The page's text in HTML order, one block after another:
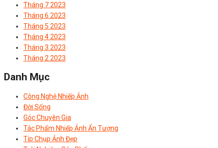
Tháng 7 2023
Tháng 6 2023
Tháng 5 2023
Tháng 4 2023
Tháng 3 2023
Tháng 2 2023
Danh Mục
Công Nghệ Nhiếp Ảnh
Đời Sống
Góc Chuyên Gia
Tác Phẩm Nhiếp Ảnh Ấn Tượng
Tip Chụp Ảnh Đẹp